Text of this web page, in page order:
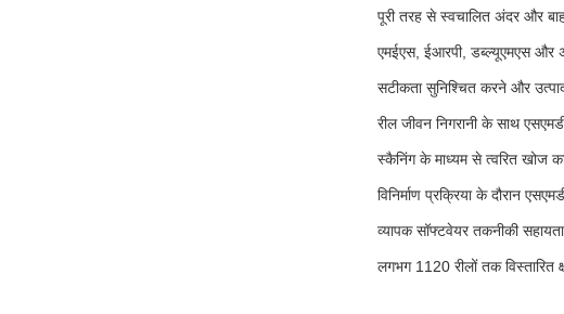
पूरी तरह से स्वचालित अंदर और
एमईएस, ईआरपी, डब्ल्यूएमएस और
सटीकता सुनिश्चित करने और
रील जीवन निगरानी के साथ
स्कैनिंग के माध्यम से त्वरित खोज
विनिर्माण प्रक्रिया के दौरान
व्यापक सॉफ्टवेयर तकनीकी
लगभग 1120 रीलों तक विस्तारित